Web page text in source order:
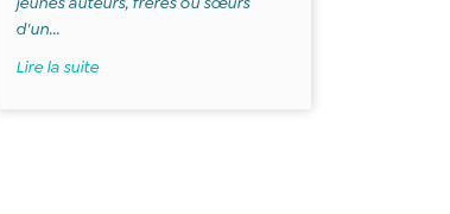
d'un...
Lire la suite